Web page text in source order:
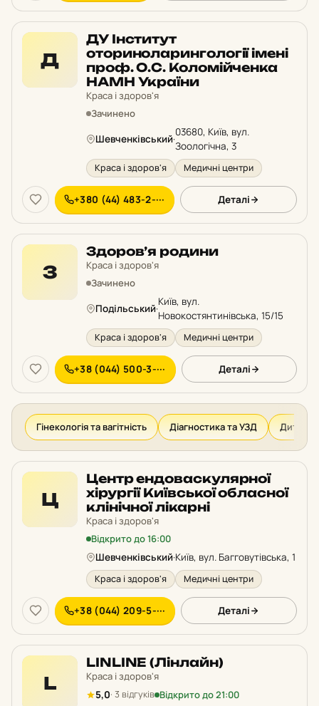
Д
ДУ Інститут
оториноларингології імені
проф. О.С. Коломійченка
НАМН України
Краса і здоров'я
Зачинено
Шевченківський·
03680, Київ, вул.
Зоологічна, 3
Краса і здоров'я Медичні центри
+380 (44) 483-2-··· Деталі
З
Здоров’я родини
Краса і здоров'я
Зачинено
Подільський·
Київ, вул.
Новокостянтинівська, 15/15
Краса і здоров'я Медичні центри
+38 (044) 500-3-··· Деталі
Гінекологія та вагітність Діагностика та УЗД
Ц
Центр ендоваскулярної
хірургії Київської обласної
клінічної лікарні
Краса і здоров'я
Відкрито до 16:00
Шевченківський·Київ, вул. Багговутівська, 1
Краса і здоров'я Медичні центри
+38 (044) 209-5-··· Деталі
L
LINLINE (Лінлайн)
Краса і здоров'я
5,0· 3 відгуків Відкрито до 21:00